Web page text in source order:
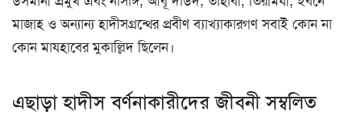
মাজাহ ও অন্যান্য হাদীসগ্রন্থের প্রবীণ ব্যাখ্যাকারগণ সবাই কোন না
কোন মাযহাবের মুকাল্লিদ ছিলেন।
এছাড়া হাদীস বর্ণনাকারীদের জীবনী সম্বলিত